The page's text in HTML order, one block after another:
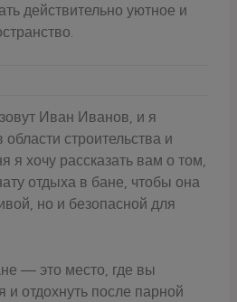
действительно уютное и
Иван Иванов, и я
строительства и
я хочу рассказать вам о том,
отдыха в бане, чтобы она
но и безопасной для
— это место, где вы
и отдохнуть после парной